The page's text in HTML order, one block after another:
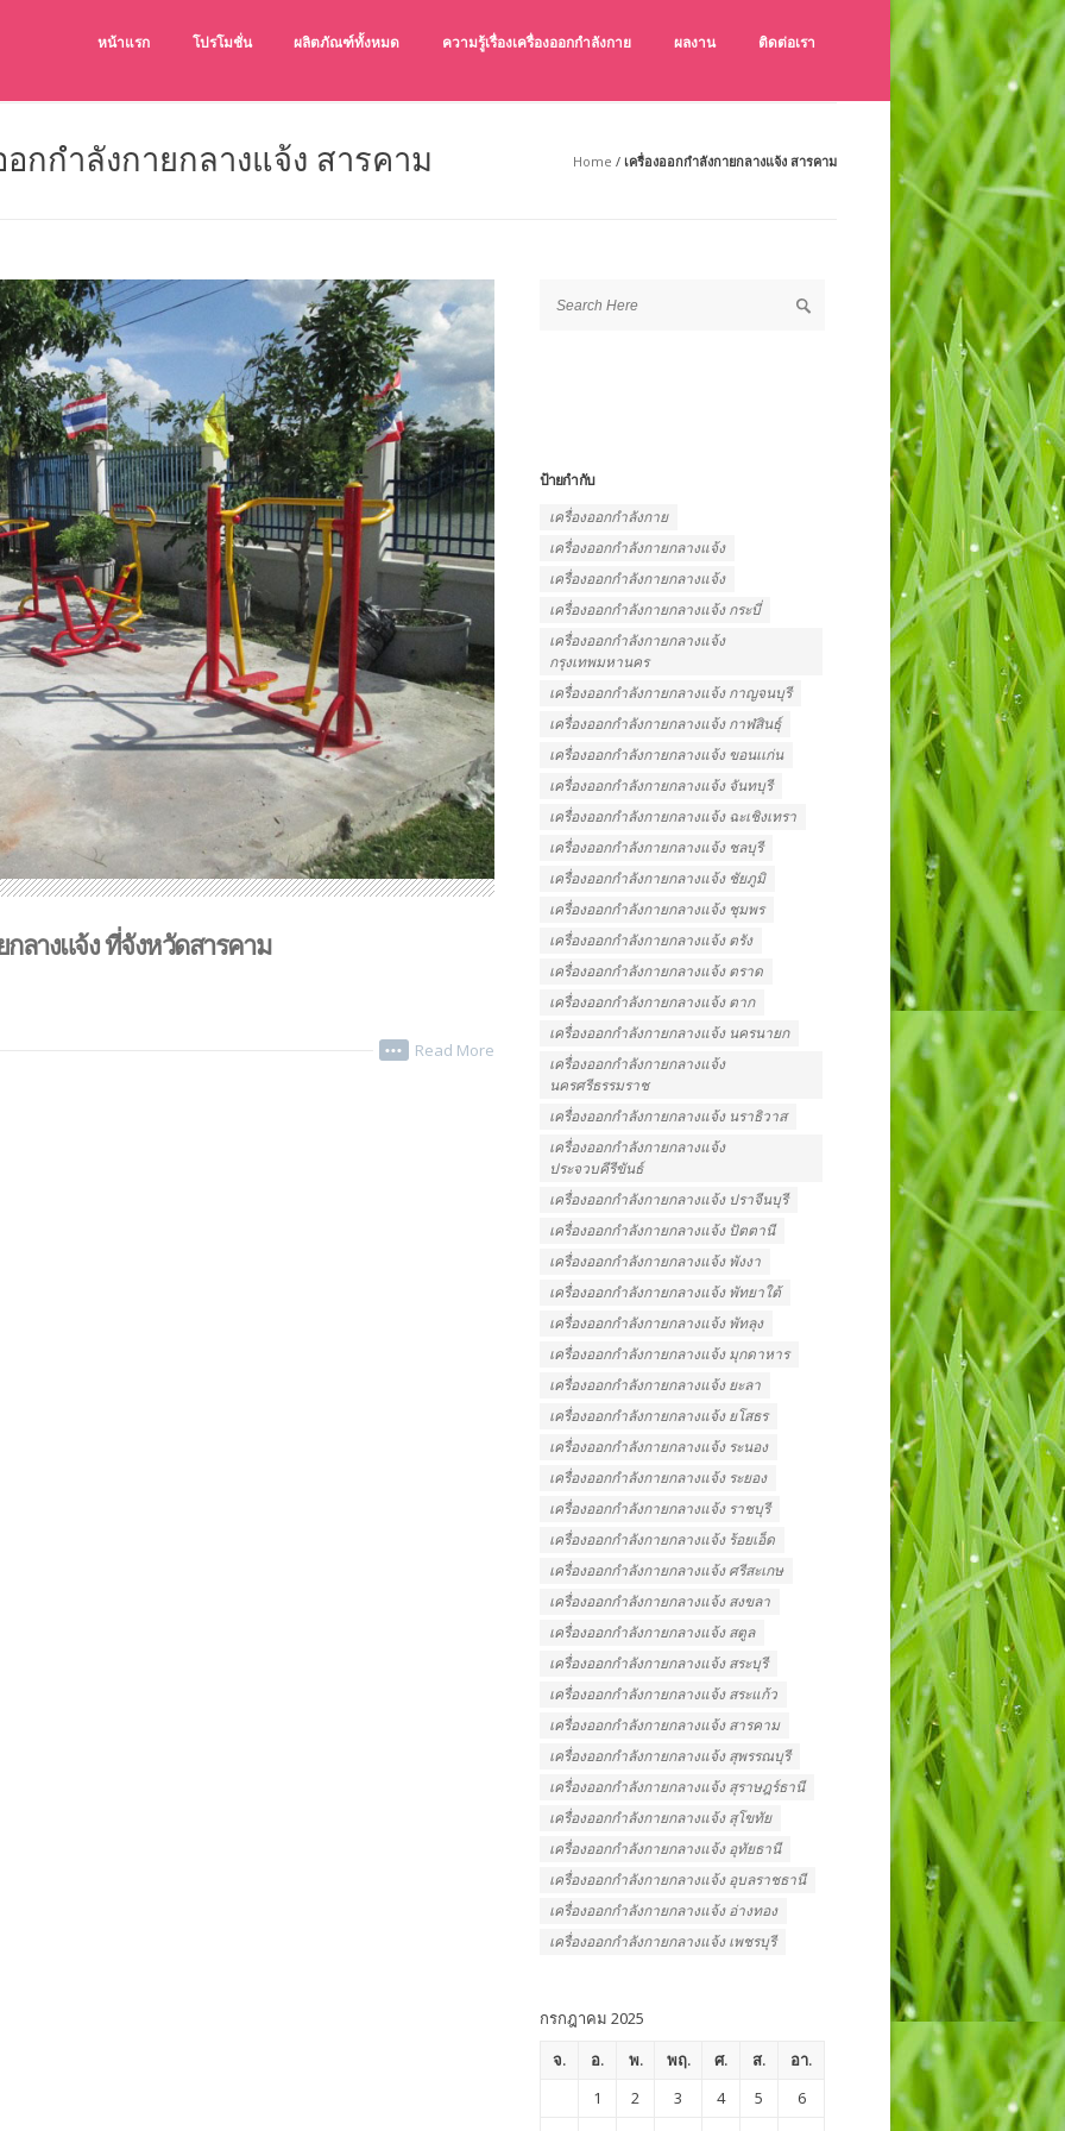
เครื่องออกกำลังกายกลางแจ้ง เช็คราคาเครื่องออกกำลังกายกลางแจ้ง
เครื่องออกกำลังกายกลางแจ้ง คุณภาพดี ราคาถูก
หน้าแรก โปรโมชั่น ผลิตภัณฑ์ทั้งหมด ความรู้เรื่องเครื่องออกกำลังกาย ผลงาน ติดต่อเรา
อกกําลังกายกลางแจ้ง สารคาม Home / เครื่องออกกําลังกายกลางแจ้ง สารคาม
กลางแจ้ง ที่จังหวัดสารคาม
Read More
•••
ป้ายกำกับ
เครื่องออกกำลังกาย
เครื่องออกกำลังกายกลางแจ้ง
เครื่องออกกําลังกายกลางแจ้ง
เครื่องออกกําลังกายกลางแจ้ง กระบี่
เครื่องออกกําลังกายกลางแจ้ง
กรุงเทพมหานคร
เครื่องออกกําลังกายกลางแจ้ง กาญจนบุรี
เครื่องออกกําลังกายกลางแจ้ง กาฬสินธุ์
เครื่องออกกําลังกายกลางแจ้ง ขอนเเก่น
เครื่องออกกําลังกายกลางแจ้ง จันทบุรี
เครื่องออกกําลังกายกลางแจ้ง ฉะเชิงเทรา
เครื่องออกกําลังกายกลางแจ้ง ชลบุรี
เครื่องออกกําลังกายกลางแจ้ง ชัยภูมิ
เครื่องออกกําลังกายกลางแจ้ง ชุมพร
เครื่องออกกําลังกายกลางแจ้ง ตรัง
เครื่องออกกําลังกายกลางแจ้ง ตราด
เครื่องออกกําลังกายกลางแจ้ง ตาก
เครื่องออกกําลังกายกลางแจ้ง นครนายก
เครื่องออกกําลังกายกลางแจ้ง
นครศรีธรรมราช
เครื่องออกกําลังกายกลางแจ้ง นราธิวาส
เครื่องออกกําลังกายกลางแจ้ง
ประจวบคีรีขันธ์
เครื่องออกกําลังกายกลางแจ้ง ปราจีนบุรี
เครื่องออกกําลังกายกลางแจ้ง ปัตตานี
เครื่องออกกําลังกายกลางแจ้ง พังงา
เครื่องออกกําลังกายกลางแจ้ง พัทยาใต้
เครื่องออกกําลังกายกลางแจ้ง พัทลุง
เครื่องออกกําลังกายกลางแจ้ง มุกดาหาร
เครื่องออกกําลังกายกลางแจ้ง ยะลา
เครื่องออกกําลังกายกลางแจ้ง ยโสธร
เครื่องออกกําลังกายกลางแจ้ง ระนอง
เครื่องออกกําลังกายกลางแจ้ง ระยอง
เครื่องออกกําลังกายกลางแจ้ง ราชบุรี
เครื่องออกกําลังกายกลางแจ้ง ร้อยเอ็ด
เครื่องออกกําลังกายกลางแจ้ง ศรีสะเกษ
เครื่องออกกําลังกายกลางแจ้ง สงขลา
เครื่องออกกําลังกายกลางแจ้ง สตูล
เครื่องออกกําลังกายกลางแจ้ง สระบุรี
เครื่องออกกําลังกายกลางแจ้ง สระแก้ว
เครื่องออกกําลังกายกลางแจ้ง สารคาม
เครื่องออกกําลังกายกลางแจ้ง สุพรรณบุรี
เครื่องออกกําลังกายกลางแจ้ง สุราษฎร์ธานี
เครื่องออกกําลังกายกลางแจ้ง สุโขทัย
เครื่องออกกําลังกายกลางแจ้ง อุทัยธานี
เครื่องออกกําลังกายกลางแจ้ง อุบลราชธานี
เครื่องออกกําลังกายกลางแจ้ง อ่างทอง
เครื่องออกกําลังกายกลางแจ้ง เพชรบุรี
กรกฎาคม 2025
จ.
อ. พ. พฤ. ศ. ส.
อา.
1
2 3 4 5
6